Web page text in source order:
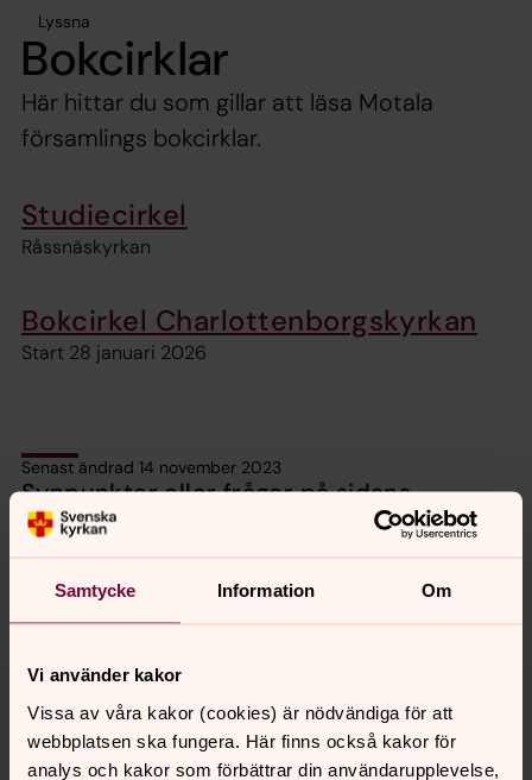
Samtycke Information Om
Vi använder kakor
Vissa av våra kakor (cookies) är nödvändiga för att
webbplatsen ska fungera. Här finns också kakor för
analys och kakor som förbättrar din användarupplevelse,
Lyssna
Bokcirklar
Här hittar du som gillar att läsa Motala
församlings bokcirklar.
Studiecirkel
Råssnäskyrkan
Bokcirkel Charlottenborgskyrkan
Start 28 januari 2026
Senast ändrad 14 november 2023
Synpunkter eller frågor på sidans
innehåll?
motala.forsamling@svenskakyrkan.se
Dela
Tillbaka till toppen
Tillbaka till innehållet